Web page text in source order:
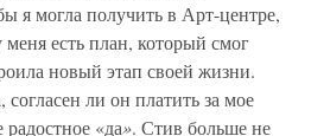
я могла получить в Арт-центре,
меня есть план, который смог
новый этап своей жизни.
ли он платить за мое
«да». Стив больше не